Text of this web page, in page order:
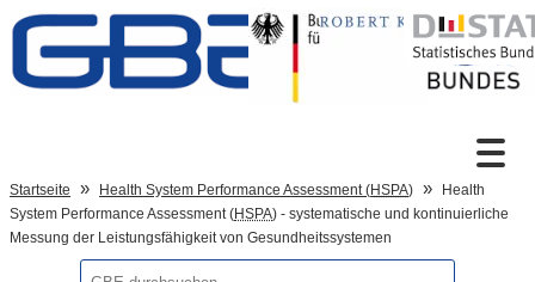
Zum Inhalt
Sprachumschaltung
Startseite Health System Performance Assessment (HSPA)
Health
System Performance Assessment (HSPA) - systematische und kontinuierliche
Messung der Leistungsfähigkeit von Gesundheitssystemen